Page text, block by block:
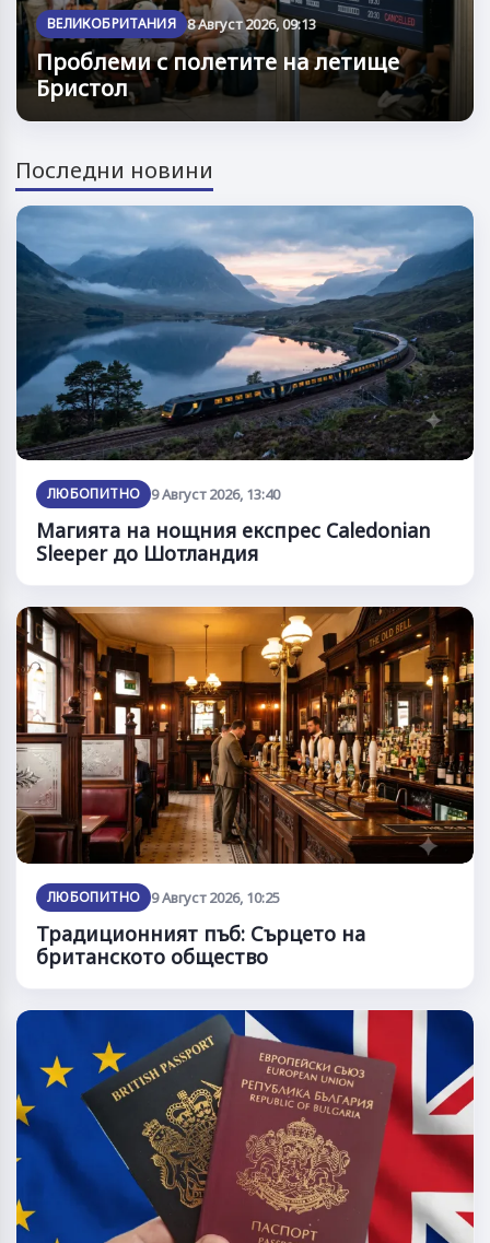
ВЕЛИКОБРИТАНИЯ 8 Август 2026, 09:13
Проблеми с полетите на летище
Бристол
Последни новини
ЛЮБОПИТНО 9 Август 2026, 13:40
Магията на нощния експрес Caledonian
Sleeper до Шотландия
ЛЮБОПИТНО 9 Август 2026, 10:25
Традиционният пъб: Сърцето на
британското общество